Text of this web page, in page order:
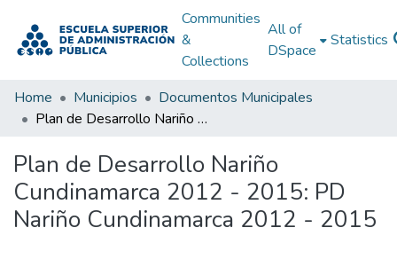
Communities
&
Collections
All of
DSpace
Statistics
Home Municipios
Documentos Municipales
Plan de Desarrollo Nariño Cundinamarca 2012 - 2015: PD Nariño Cundinamarca 2012 - 2015
Plan de Desarrollo Nariño
Cundinamarca 2012 - 2015: PD
Nariño Cundinamarca 2012 - 2015